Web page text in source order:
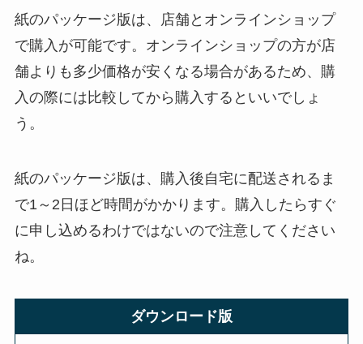
紙のパッケージ版は、店舗とオンラインショップ
で購入が可能です。オンラインショップの方が店
舗よりも多少価格が安くなる場合があるため、購
入の際には比較してから購入するといいでしょ
う。
紙のパッケージ版は、購入後自宅に配送されるま
で1～2日ほど時間がかかります。購入したらすぐ
に申し込めるわけではないので注意してください
ね。
ダウンロード版